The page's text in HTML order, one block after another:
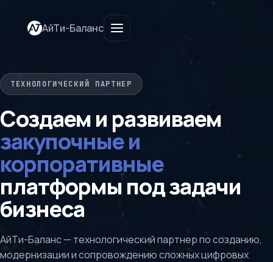
АйТи-Баланс
ТЕХНОЛОГИЧЕСКИЙ ПАРТНЕР
Создаем и развиваем
закупочные и
корпоративные
платформы под задачи
бизнеса
АйТи-Баланс — технологический партнер по созданию,
модернизации и сопровождению сложных цифровых